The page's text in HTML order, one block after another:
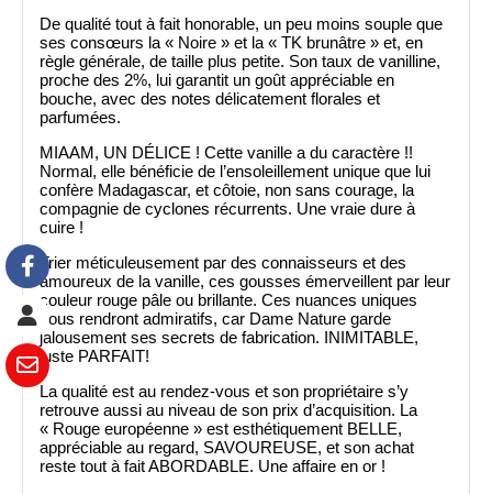
De qualité tout à fait honorable, un peu moins souple que
ses consœurs la « Noire » et la « TK brunâtre » et, en
règle générale, de taille plus petite. Son taux de vanilline,
proche des 2%, lui garantit un goût appréciable en
bouche, avec des notes délicatement florales et
parfumées.
MIAAM, UN DÉLICE ! Cette vanille a du caractère !!
Normal, elle bénéficie de l’ensoleillement unique que lui
confère Madagascar, et côtoie, non sans courage, la
compagnie de cyclones récurrents. Une vraie dure à
cuire !
Trier méticuleusement par des connaisseurs et des
amoureux de la vanille, ces gousses émerveillent par leur
couleur rouge pâle ou brillante. Ces nuances uniques
vous rendront admiratifs, car Dame Nature garde
jalousement ses secrets de fabrication. INIMITABLE,
juste PARFAIT!
La qualité est au rendez-vous et son propriétaire s’y
retrouve aussi au niveau de son prix d’acquisition. La
« Rouge européenne » est esthétiquement BELLE,
appréciable au regard, SAVOUREUSE, et son achat
reste tout à fait ABORDABLE. Une affaire en or !